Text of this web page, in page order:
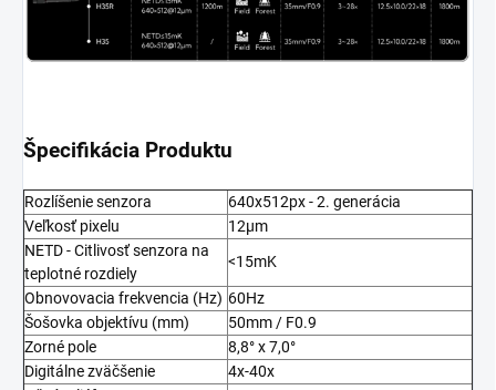
Špecifikácia Produktu
Rozlíšenie senzora
640x512px - 2. generácia
Veľkosť pixelu
12µm
NETD - Citlivosť senzora na
teplotné rozdiely
<15mK
Obnovovacia frekvencia (Hz) 60Hz
Šošovka objektívu (mm)
50mm / F0.9
Zorné pole
8,8° x 7,0°
Digitálne zväčšenie
4x-40x